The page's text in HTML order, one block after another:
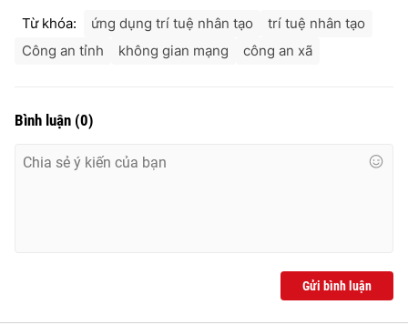
Từ khóa: ứng dụng trí tuệ nhân tạo
trí tuệ nhân tạo
Công an tỉnh
không gian mạng công an xã
Bình luận (0)
Gửi bình luận